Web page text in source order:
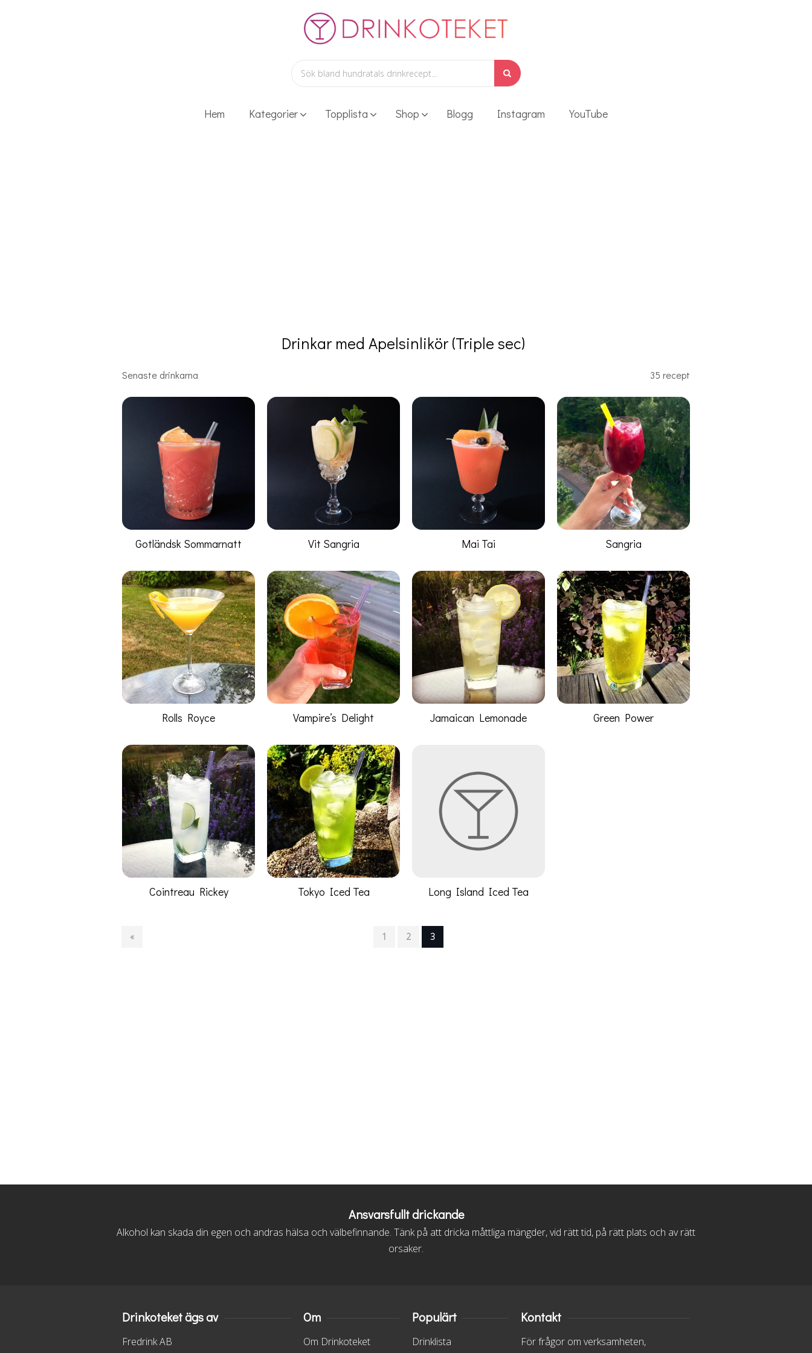
Hem Kategorier Topplista Shop Blogg Instagram YouTube
Drinkar med Apelsinlikör (Triple sec)
Senaste drinkarna 35 recept
Gotländsk Sommarnatt Vit Sangria Mai Tai Sangria
Rolls Royce Vampire’s Delight Jamaican Lemonade Green Power
Cointreau Rickey Tokyo Iced Tea Long Island Iced Tea
« 1 2 3
Ansvarsfullt drickande
Alkohol kan skada din egen och andras hälsa och välbefinnande. Tänk på att dricka måttliga mängder, vid rätt tid, på rätt plats och av rätt
orsaker.
Drinkoteket ägs av
Fredrink AB
Om
Om Drinkoteket
Populärt
Drinklista
Kontakt
För frågor om verksamheten,